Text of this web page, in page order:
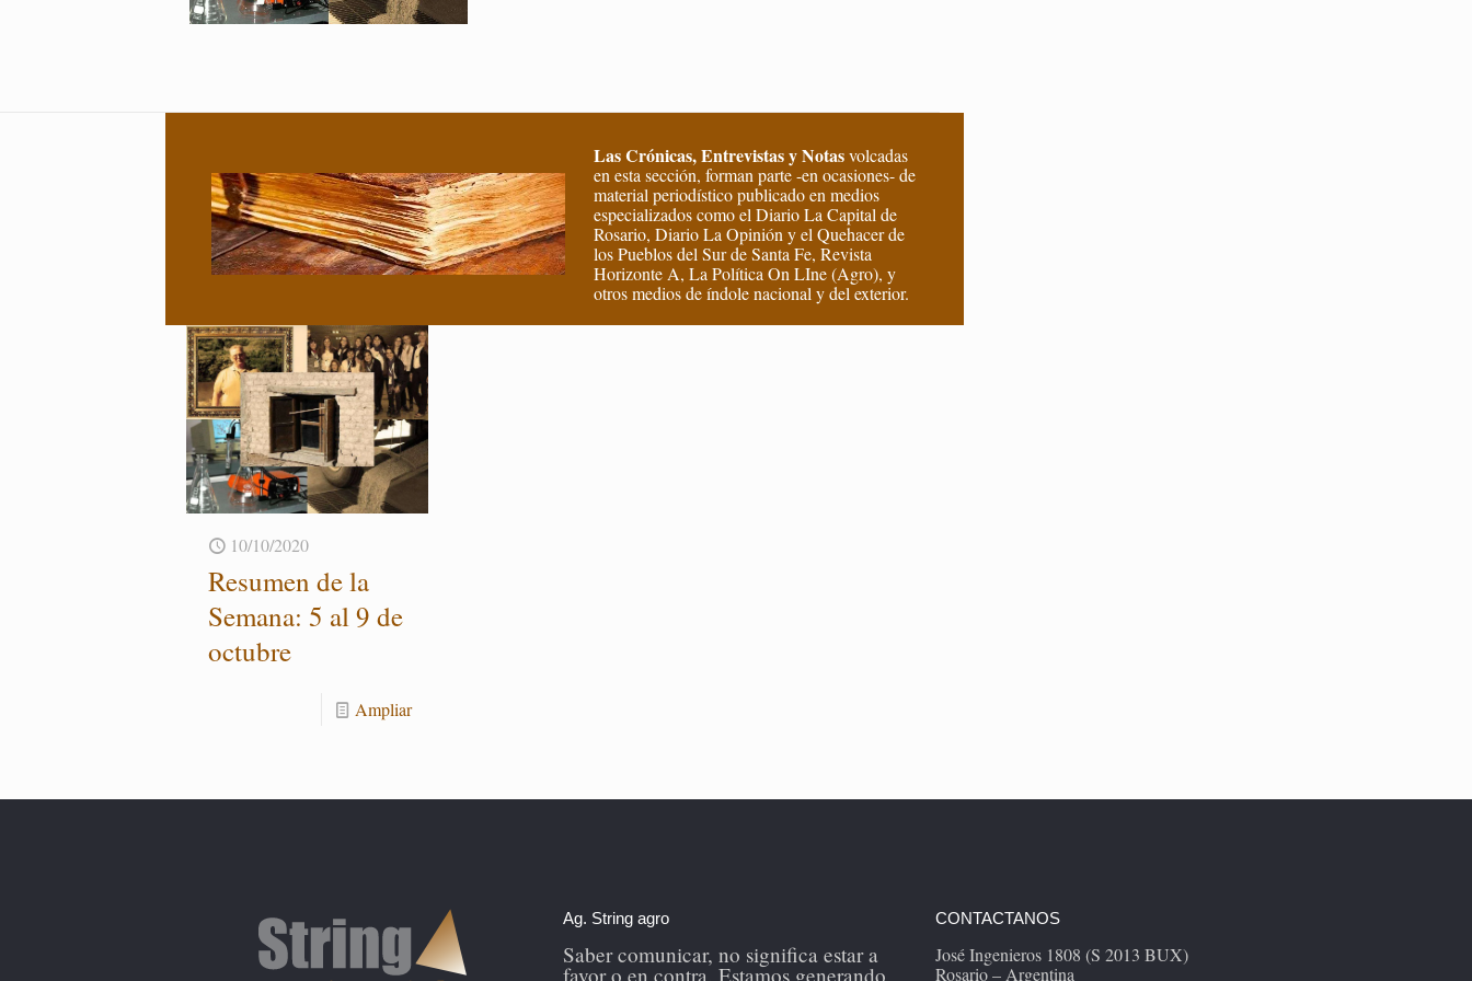
Las Crónicas, Entrevistas y Notasvolcadas
en esta sección, forman parte -en ocasiones- de
material periodístico publicado en medios
especializados como el Diario La Capital de
Rosario, Diario La Opinión y el Quehacer de
los Pueblos del Sur de Santa Fe, Revista
Horizonte A, La Política On LIne (Agro), y
otros medios de índole nacional y del exterior.
10/10/2020
Re­su­men de la
Se­ma­na: 5 al 9 de
oc­tu­bre
Am­pliar
Ag. String agro
Saber comunicar, no significa estar a
favor o en contra. Estamos generando
CONTACTANOS
José Ingenieros 1808 (S 2013 BUX)
Rosario – Argentina